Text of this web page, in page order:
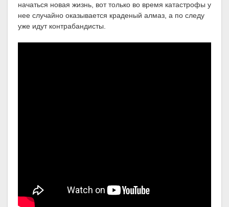
начаться новая жизнь, вот только во время катастрофы у
нее случайно оказывается краденый алмаз, а по следу
уже идут контрабандисты.